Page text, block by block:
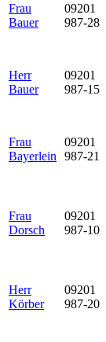
Frau
Bauer
09201
987-28
Herr
Bauer
09201
987-15
Frau
Bayerlein
09201
987-21
Frau
Dorsch
09201
987-10
Herr
Körber
09201
987-20